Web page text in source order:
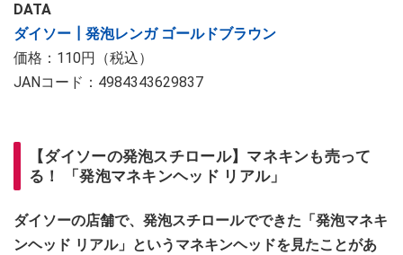
DATA
ダイソー┃発泡レンガ ゴールドブラウン
価格：110円（税込）
JANコード：4984343629837
【ダイソーの発泡スチロール】マネキンも売って
る！ 「発泡マネキンヘッド リアル」
ダイソーの店舗で、発泡スチロールでできた「発泡マネキ
ンヘッド リアル」というマネキンヘッドを見たことがあ